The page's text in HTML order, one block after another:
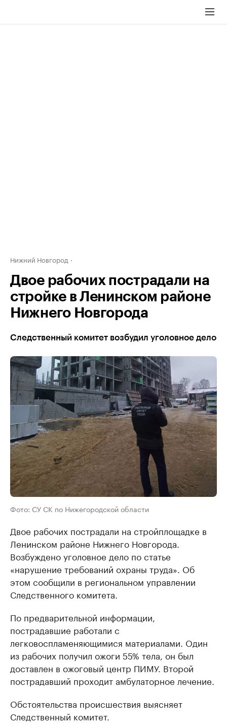
Нижний Новгород
Двое рабочих пострадали на
стройке в Ленинском районе
Нижнего Новгорода
Следственный комитет возбудил уголовное дело
Фото: СУ СК по Нижегородской области
Двое рабочих пострадали на стройплощадке в
Ленинском районе Нижнего Новгорода.
Возбуждено уголовное дело по статье
«нарушение требований охраны труда». Об
этом сообщили в региональном управлении
Следственного комитета.
По предварительной информации,
пострадавшие работали с
легковоспламеняющимися материалами. Один
из рабочих получил ожоги 55% тела, он был
доставлен в ожоговый центр ПИМУ. Второй
пострадавший проходит амбулаторное лечение.
Обстоятельства происшествия выясняет
Следственный комитет.